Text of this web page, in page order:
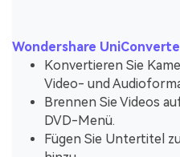
Wondershare
Konvertieren Sie
Video- und
Brennen Sie Videos
DVD-Menü.
Fügen Sie Untertitel